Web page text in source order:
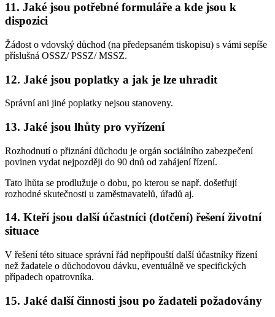
11. Jaké jsou potřebné formuláře a kde jsou k
dispozici
Žádost o vdovský důchod (na předepsaném tiskopisu) s vámi sepíše
příslušná OSSZ/ PSSZ/ MSSZ.
12. Jaké jsou poplatky a jak je lze uhradit
Správní ani jiné poplatky nejsou stanoveny.
13. Jaké jsou lhůty pro vyřízení
Rozhodnutí o přiznání důchodu je orgán sociálního zabezpečení
povinen vydat nejpozději do 90 dnů od zahájení řízení.
Tato lhůta se prodlužuje o dobu, po kterou se např. došetřují
rozhodné skutečnosti u zaměstnavatelů, úřadů aj.
14. Kteří jsou další účastníci (dotčení) řešení životní
situace
V řešení této situace správní řád nepřipouští další účastníky řízení
než žadatele o důchodovou dávku, eventuálně ve specifických
případech opatrovníka.
15. Jaké další činnosti jsou po žadateli požadovány